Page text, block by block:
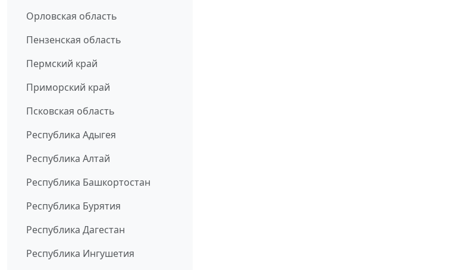
Орловская область
Пензенская область
Пермский край
Приморский край
Псковская область
Республика Адыгея
Республика Алтай
Республика Башкортостан
Республика Бурятия
Республика Дагестан
Республика Ингушетия